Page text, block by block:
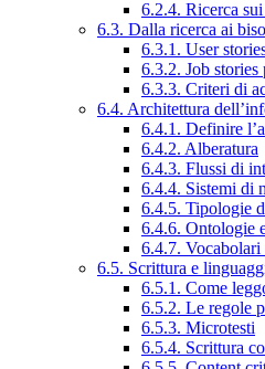
6.2.4. Ricerca
6.3. Dalla ricerca ai
6.3.1. User
6.3.2. Job
6.3.3. Criteri di
6.4. Architettura
6.4.1. Definire
6.4.2. Alberatura
6.4.3. Flussi di
6.4.4. Sistemi di
6.4.5. Tipologie
6.4.6. Ontologie
6.4.7. Vocabolari
6.5. Scrittura e
6.5.1. Come
6.5.2. Le regole
6.5.3. Microtesti
6.5.4. Scrittura